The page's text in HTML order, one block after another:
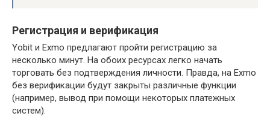
Регистрация и верификация
Yobit и Exmo предлагают пройти регистрацию за
несколько минут. На обоих ресурсах легко начать
торговать без подтверждения личности. Правда, на Exmo
без верификации будут закрыты различные функции
(например, вывод при помощи некоторых платежных
систем).